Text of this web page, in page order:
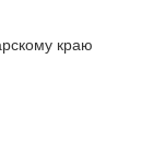
краю